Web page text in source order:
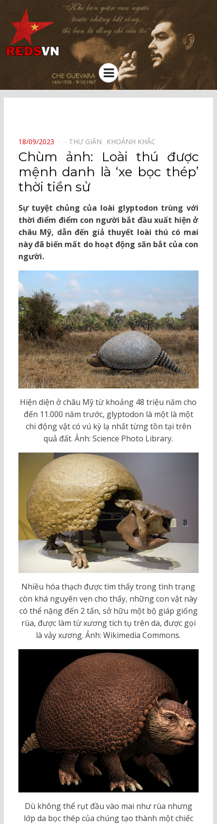
Kênh chia sẻ tri thức cộng đồng
Menu
POSTED
ON
18/09/2023 THƯ GIÃN⠀ KHOẢNH KHẮC⠀
Chùm ảnh: Loài thú được
mệnh danh là ‘xe bọc thép’
thời tiền sử
Sự tuyệt chủng của loài glyptodon trùng với
thời điểm điểm con người bắt đầu xuất hiện ở
châu Mỹ, dẫn đến giả thuyết loài thú có mai
này đã biến mất do hoạt động săn bắt của con
người.
Hiện diện ở châu Mỹ từ khoảng 48 triệu năm cho
đến 11.000 năm trước, glyptodon là một là một
chi động vật có vú kỳ lạ nhất từng tồn tại trên
quả đất. Ảnh: Science Photo Library.
Nhiều hóa thạch được tìm thấy trong tình trạng
còn khá nguyên vẹn cho thấy, những con vật này
có thể nặng đến 2 tấn, sở hữu một bộ giáp giống
rùa, được làm từ xương tích tụ trên da, được gọi
là vảy xương. Ảnh: Wikimedia Commons.
Dù không thể rụt đầu vào mai như rùa nhưng
lớp da bọc thép của chúng tạo thành một chiếc